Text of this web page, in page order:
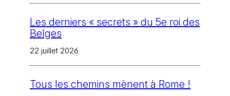
Les derniers « secrets » du 5e roi des
Belges
22 juillet 2026
Tous les chemins mènent à Rome !